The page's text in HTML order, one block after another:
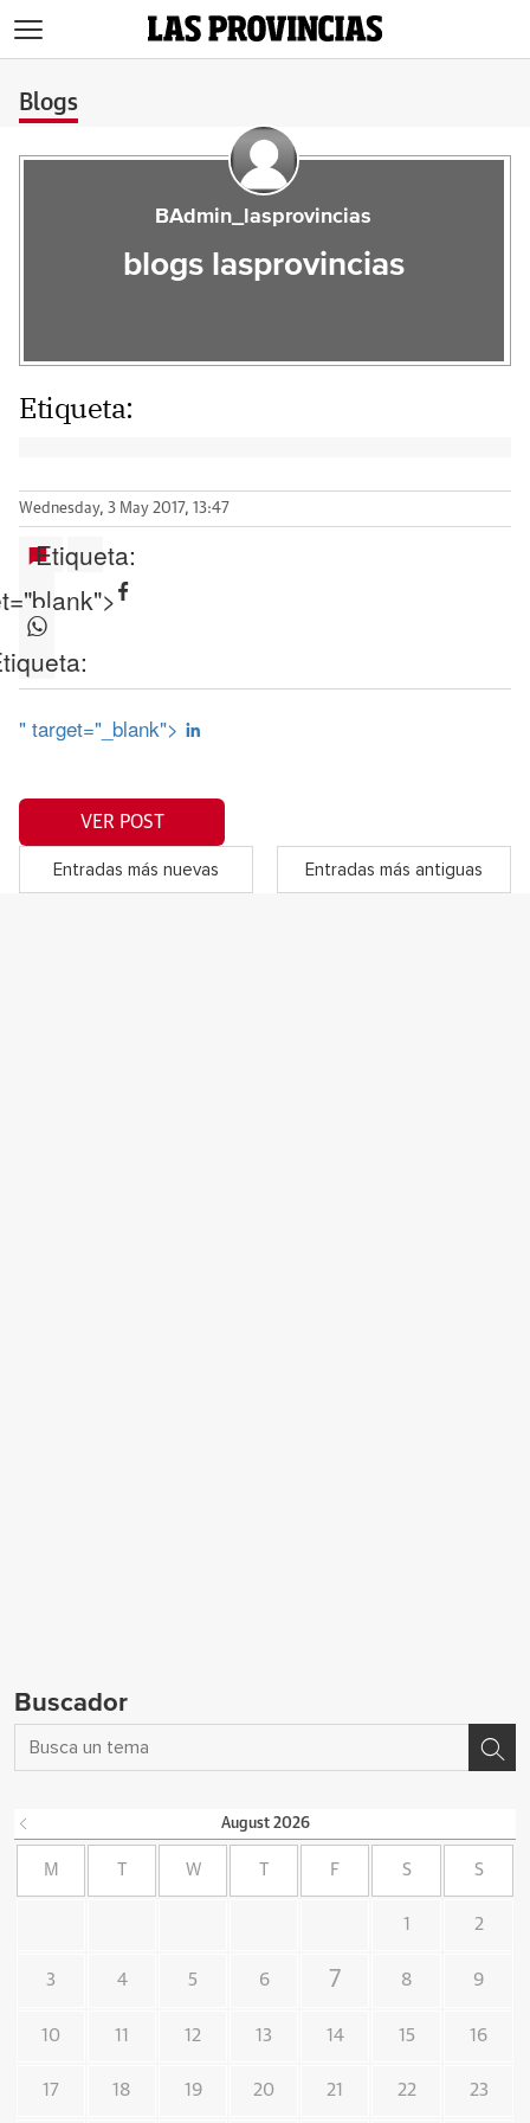
Blogs
BAdmin_lasprovincias
blogs lasprovincias
Etiqueta:
Wednesday, 3 May 2017, 13:47
Etiqueta:
" target="_blank">
VER POST
Entradas más nuevas Entradas más antiguas
Buscador
August 2026
M W F S S
1 2
3 4 5 6 7 8 9
10 11 12 13 14 15 16
17 18 19 20 21 22 23